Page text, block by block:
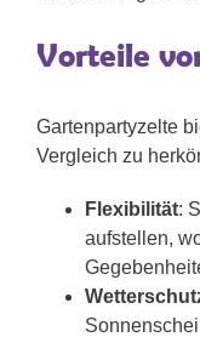
Vorteile
Gartenpartyzelte
Vergleich zu
Flexibilität:
aufstellen,